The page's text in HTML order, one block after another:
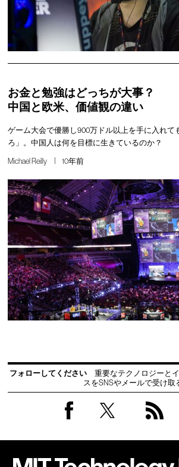
お金と勉強はどっちが大事？
中国と欧米、価値観の違い
ゲーム大会で優勝し900万ドル以上を手に入れて
ろ」。中国人は何を目標に生きているのか？
Michael Reilly 10年前
フォローしてください
重要なテクノロジーと
スをSNSやメールで受け取